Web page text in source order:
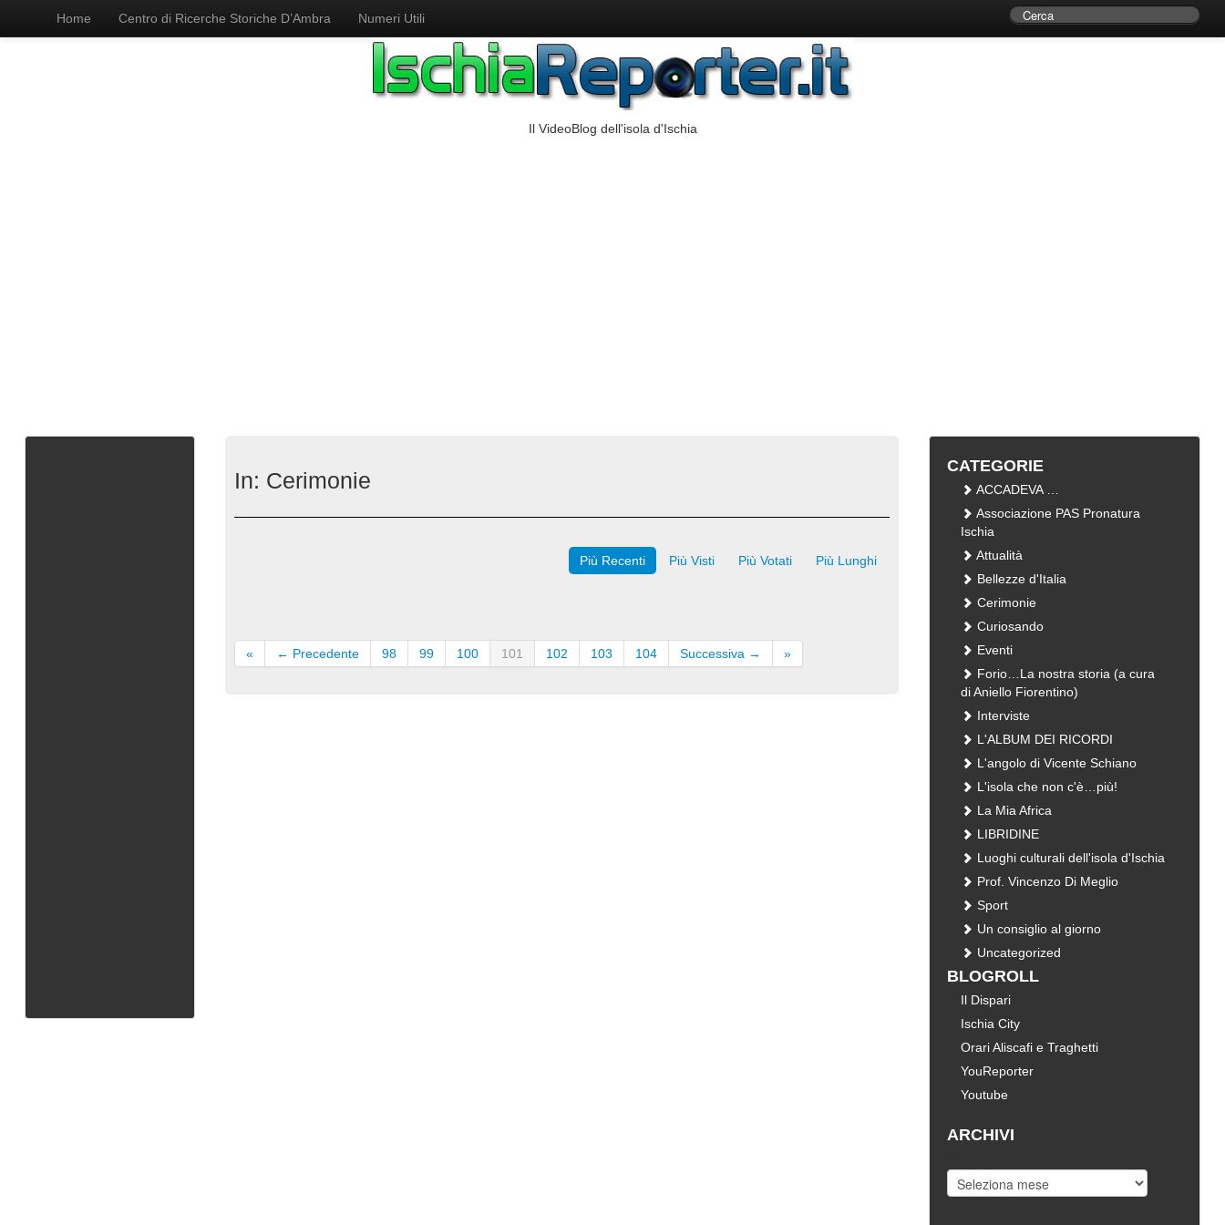
Home Centro di Ricerche Storiche D’Ambra Numeri Utili
Il VideoBlog dell'isola d'Ischia
In: Cerimonie
Più Recenti Più Visti Più Votati Più Lunghi
« ← Precedente 98 99 100 101 102 103 104 Successiva → »
CATEGORIE
ACCADEVA …
Associazione PAS Pronatura
Ischia
Attualità
Bellezze d'Italia
Cerimonie
Curiosando
Eventi
Forio…La nostra storia (a cura
di Aniello Fiorentino)
Interviste
L'ALBUM DEI RICORDI
L'angolo di Vicente Schiano
L'isola che non c'è…più!
La Mia Africa
LIBRIDINE
Luoghi culturali dell'isola d'Ischia
Prof. Vincenzo Di Meglio
Sport
Un consiglio al giorno
Uncategorized
BLOGROLL
Il Dispari
Ischia City
Orari Aliscafi e Traghetti
YouReporter
Youtube
ARCHIVI